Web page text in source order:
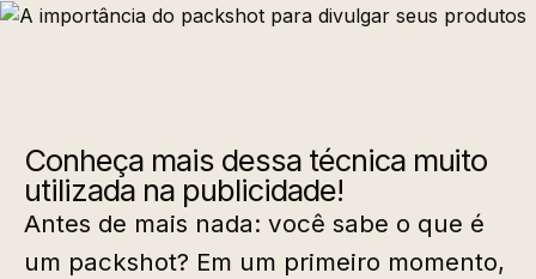
Conheça mais dessa técnica muito
utilizada na publicidade!
Antes de mais nada: você sabe o que é
um packshot? Em um primeiro momento,